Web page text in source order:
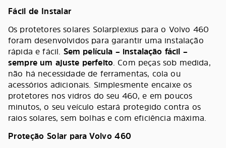
Fácil de Instalar
Os protetores solares Solarplexius para o Volvo 460
foram desenvolvidos para garantir uma instalação
rápida e fácil. Sem película – instalação fácil –
sempre um ajuste perfeito. Com peças sob medida,
não há necessidade de ferramentas, cola ou
acessórios adicionais. Simplesmente encaixe os
protetores nos vidros do seu 460, e em poucos
minutos, o seu veículo estará protegido contra os
raios solares, sem bolhas e com eficiência máxima.
Proteção Solar para Volvo 460